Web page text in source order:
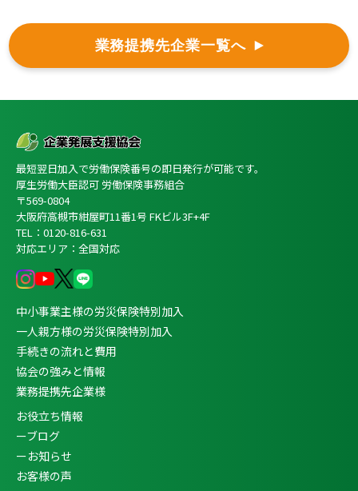
業務提携先企業一覧へ
最短翌日加入で労働保険番号の即日発行が可能です。
厚生労働大臣認可 労働保険事務組合
〒569-0804
大阪府高槻市紺屋町11番1号 FKビル3F+4F
TEL：0120-816-631
対応エリア：全国対応
中小事業主様の労災保険特別加入
一人親方様の労災保険特別加入
手続きの流れと費用
協会の強みと情報
業務提携先企業様
お役立ち情報
ーブログ
ーお知らせ
お客様の声